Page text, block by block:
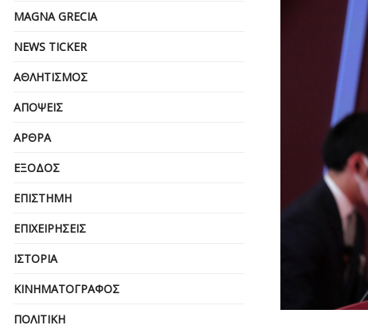
MAGNA GRECIA
NEWS TICKER
ΑΘΛΗΤΙΣΜΌΣ
ΑΠΌΨΕΙΣ
ΆΡΘΡΑ
ΈΞΟΔΟΣ
ΕΠΙΣΤΉΜΗ
ΕΠΙΧΕΙΡΗΣΕΙΣ
ΙΣΤΟΡΊΑ
ΚΙΝΗΜΑΤΟΓΡΆΦΟΣ
ΠΟΛΙΤΙΚΉ